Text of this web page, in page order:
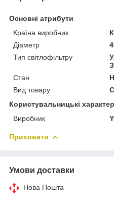
Основні атрибути
Країна виробник
Діаметр
Тип світлофільтру
Стан
Вид товару
Користувальницькі
Виробник
Приховати
Умови доставки
Нова Пошта